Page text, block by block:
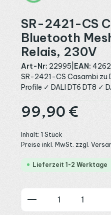
SR-2421-CS
Bluetooth
Relais, 230V
Art-Nr: 22995 EAN:
SR-2421-CS Casambi zu
Profile ✓ DALI DT6 DT8 ✓
Regulärer Preis:
99,90 €
Inhalt: 1 Stück
Preise inkl. MwSt. zzgl.
Lieferzeit 1-2 Werktage
Produkt 1